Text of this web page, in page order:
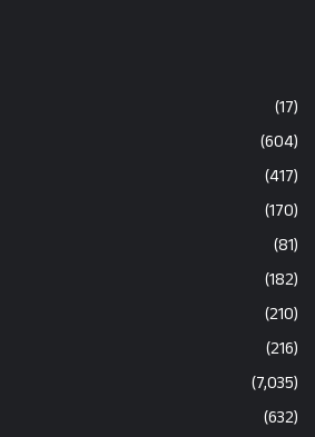
(17)
(604)
(417)
(170)
(81)
(182)
(210)
(216)
(7,035)
(632)